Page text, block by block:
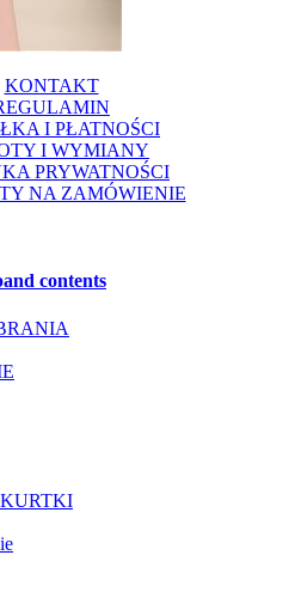
KONTAKT
I PŁATNOŚCI
I WYMIANY
PRYWATNOŚCI
NA ZAMÓWIENIE
contents